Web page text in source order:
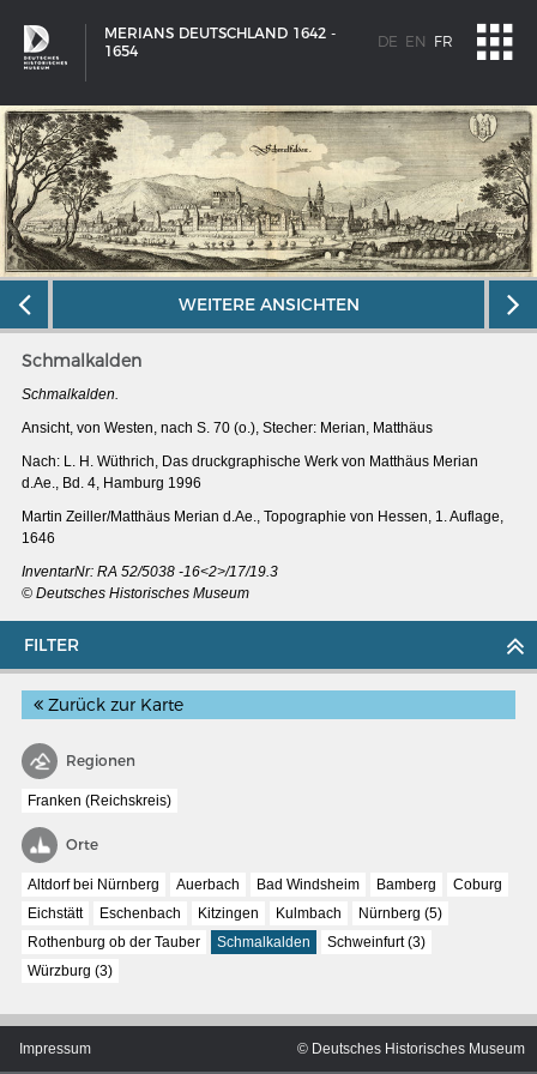
MERIANS DEUTSCHLAND 1642 -
1654
DE EN FR
SCHIFFSTYPEN
Entwicklungen im europäischen Schiffbau
MERIANS DEUTSCHLAND 1642 - 1654
Interaktive Karte
Impressum
FILTER
Zurück zur Karte
Regionen
Franken (Reichskreis)
Orte
Altdorf bei Nürnberg Auerbach Bad Windsheim Bamberg
Coburg
Eichstätt
Eschenbach Kitzingen Kulmbach
Nürnberg (5)
Rothenburg ob der Tauber
Schmalkalden
Schweinfurt (3)
Würzburg (3)
WEITERE ANSICHTEN
Schmalkalden
Schmalkalden.
Ansicht, von Westen, nach S. 70 (o.), Stecher: Merian, Matthäus
Nach: L. H. Wüthrich, Das druckgraphische Werk von Matthäus Merian
d.Ae., Bd. 4, Hamburg 1996
Martin Zeiller/Matthäus Merian d.Ae.,
Topographie von Hessen, 1. Auflage,
1646
InventarNr: RA 52/5038 -16<2>/17/19.3
© Deutsches Historisches Museum
Impressum © Deutsches Historisches Museum